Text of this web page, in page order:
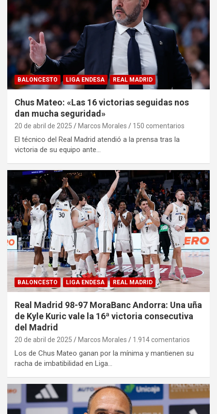
BALONCESTO LIGA ENDESA REAL MADRID
Chus Mateo: «Las 16 victorias seguidas nos
dan mucha seguridad»
20 de abril de 2025 Marcos Morales 150 comentarios
El técnico del Real Madrid atendió a la prensa tras la
victoria de su equipo ante…
BALONCESTO LIGA ENDESA REAL MADRID
Real Madrid 98-97 MoraBanc Andorra: Una uña
de Kyle Kuric vale la 16ª victoria consecutiva
del Madrid
20 de abril de 2025 Marcos Morales 1.914 comentarios
Los de Chus Mateo ganan por la mínima y mantienen su
racha de imbatibilidad en Liga…